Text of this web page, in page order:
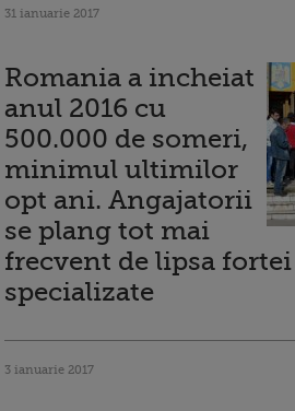
31 ianuarie 2017
Romania a incheiat
anul 2016 cu
500.000 de someri,
minimul ultimilor
opt ani. Angajatorii
se plang tot mai
frecvent de lipsa
specializate
3 ianuarie 2017